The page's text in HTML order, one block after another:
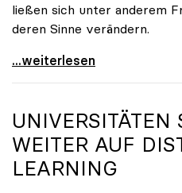
ließen sich unter anderem
deren Sinne verändern.
Seidler:
...weiterlesen
UNIVERSITÄTEN
WEITER AUF
LEARNING